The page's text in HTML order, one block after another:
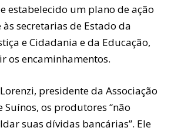
estabelecido um plano de ação
às secretarias de Estado da
e Cidadania e da Educação,
os encaminhamentos.
presidente da Associação
Suínos, os produtores “não
suas dívidas bancárias”. Ele